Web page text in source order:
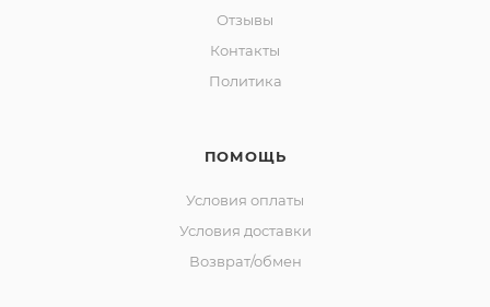
Отзывы
Контакты
Политика
ПОМОЩЬ
Условия оплаты
Условия доставки
Возврат/обмен